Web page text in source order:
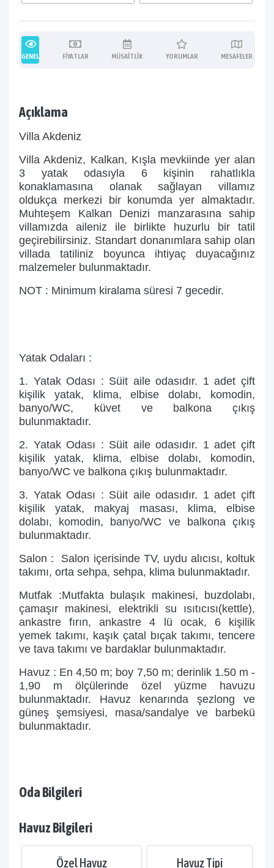
GENEL FIYATLAR MÜSAITLIK YORUMLAR MESAFELER
Açıklama
Villa Akdeniz
Villa Akdeniz, Kalkan, Kışla mevkiinde yer alan
3 yatak odasıyla 6 kişinin rahatlıkla
konaklamasına olanak sağlayan villamız
oldukça merkezi bir konumda yer almaktadır.
Muhteşem Kalkan Denizi manzarasına sahip
villamızda aileniz ile birlikte huzurlu bir tatil
geçirebilirsiniz. Standart donanımlara sahip olan
villada tatiliniz boyunca ihtiyaç duyacağınız
malzemeler bulunmaktadır.
NOT : Minimum kiralama süresi 7 gecedir.
Yatak Odaları :
1. Yatak Odası : Süit aile odasıdır. 1 adet çift
kişilik yatak, klima, elbise dolabı, komodin,
banyo/WC, küvet ve balkona çıkış
bulunmaktadır.
2. Yatak Odası : Süit aile odasıdır. 1 adet çift
kişilik yatak, klima, elbise dolabı, komodin,
banyo/WC ve balkona çıkış bulunmaktadır.
3. Yatak Odası : Süit aile odasıdır. 1 adet çift
kişilik yatak, makyaj masası, klima, elbise
dolabı, komodin, banyo/WC ve balkona çıkış
bulunmaktadır.
Salon : Salon içerisinde TV, uydu alıcısı, koltuk
takımı, orta sehpa, sehpa, klima bulunmaktadır.
Mutfak :Mutfakta bulaşık makinesi, buzdolabı,
çamaşır makinesi, elektrikli su ısıtıcısı(kettle),
ankastre fırın, ankastre 4 lü ocak, 6 kişilik
yemek takımı, kaşık çatal bıçak takımı, tencere
ve tava takımı ve bardaklar bulunmaktadır.
Havuz : En 4,50 m; boy 7,50 m; derinlik 1.50 m -
1,90 m ölçülerinde özel yüzme havuzu
bulunmaktadır. Havuz kenarında şezlong ve
güneş şemsiyesi, masa/sandalye ve barbekü
bulunmaktadır.
Oda Bilgileri
Havuz Bilgileri
Özel Havuz Havuz Tipi